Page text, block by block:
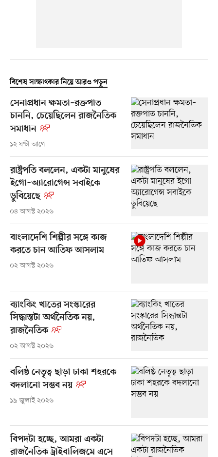
বিশেষ সাক্ষাৎকার নিয়ে আরও পড়ুন
সেনাপ্রধান ক্ষমতা–রক্তপাত
চাননি, চেয়েছিলেন রাজনৈতিক
সমাধান
১২ ঘণ্টা আগে
রাষ্ট্রপতি বললেন, একটা মানুষের
ইগো–অ্যারোগেন্স সবাইকে
ডুবিয়েছে
০৪ আগস্ট ২০২৬
বাংলাদেশি শিল্পীর সঙ্গে কাজ
করতে চান আতিফ আসলাম
০২ আগস্ট ২০২৬
ব্যাংকিং খাতের সংস্কারের
সিদ্ধান্তটা অর্থনৈতিক নয়,
রাজনৈতিক
০২ আগস্ট ২০২৬
বলিষ্ঠ নেতৃত্ব ছাড়া ঢাকা শহরকে
বদলানো সম্ভব নয়
১৯ জুলাই ২০২৬
বিপদটা হচ্ছে, আমরা একটা
রাজনৈতিক ট্রাইবালিজমে এসে